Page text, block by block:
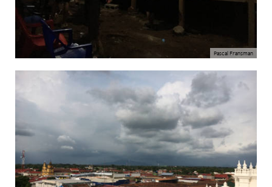
Pascal Fransman